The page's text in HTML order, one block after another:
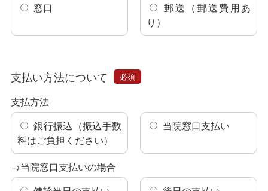
窓口
郵送（郵送費用あ
り）
支払い方法について 必須
支払方法
銀行振込（振込手数
料はご負担ください）
当院窓口支払い
→当院窓口支払いの場合